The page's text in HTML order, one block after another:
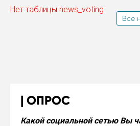
Нет таблицы news_voting
Все
ОПРОС
Какой социальной сетью Вы